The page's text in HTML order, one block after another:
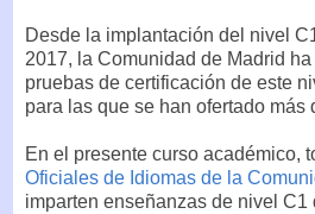
Desde la implantación del nivel
2017, la Comunidad de Madrid
pruebas de certificación de este
para las que se han ofertado más
En el presente curso académico,
Oficiales de Idiomas de la
imparten enseñanzas de nivel C1